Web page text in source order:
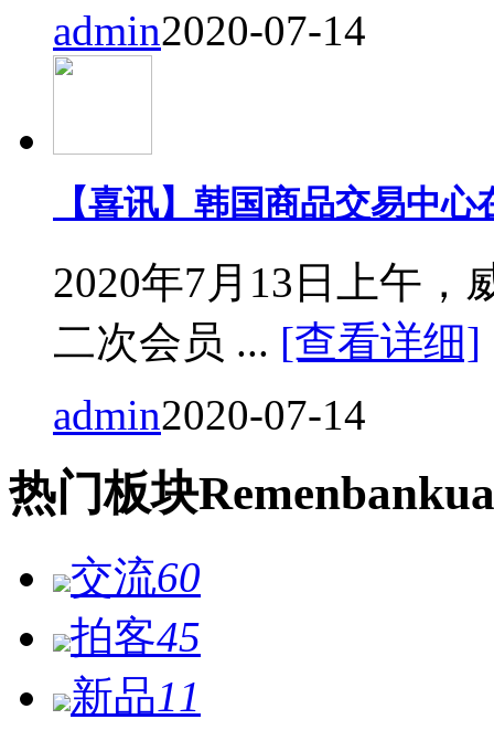
admin2020-07-14
【喜讯】韩国商品交易中
2020年7月13日上午，
二次会员 ... [查看详细]
admin2020-07-14
热门板块Remen
交流60
拍客45
新品11